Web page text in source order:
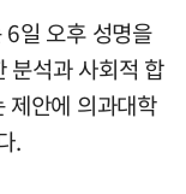
6일 오후 성명을
분석과 사회적 합
제안에 의과대학
.